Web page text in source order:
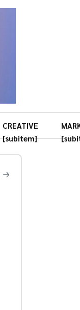
CREATIVE
[subitem]